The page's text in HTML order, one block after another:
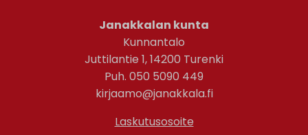
Janakkalan kunta
Kunnantalo
Juttilantie 1, 14200 Turenki
Puh. 050 5090 449
kirjaamo@janakkala.fi
Laskutusosoite